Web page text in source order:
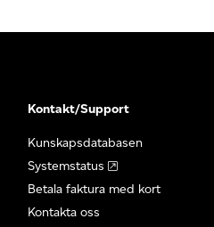
Kontakt/Support
Kunskapsdatabasen
Systemstatus
Betala faktura med kort
Kontakta oss